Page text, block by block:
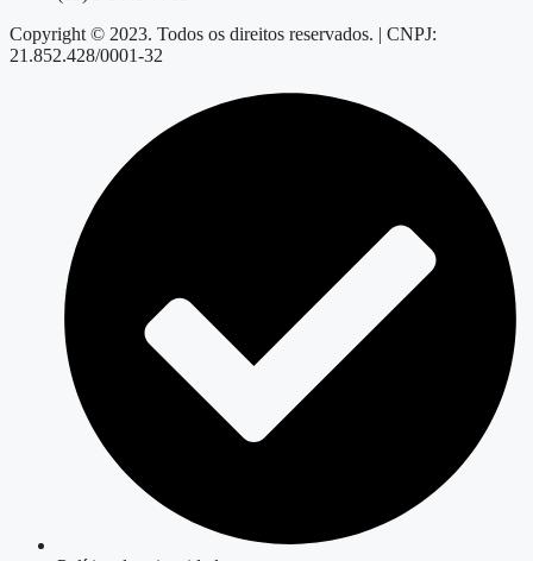
Copyright © 2023. Todos os direitos reservados. | CNPJ:
21.852.428/0001-32